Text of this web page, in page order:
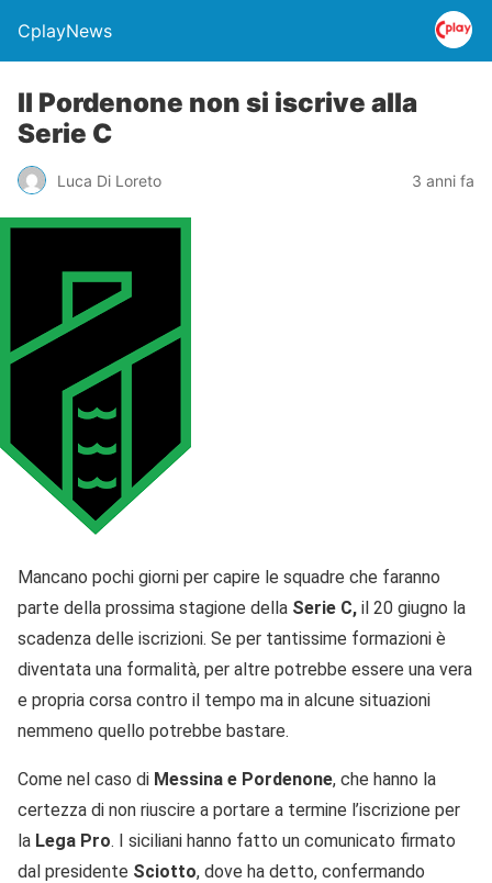
CplayNews
Il Pordenone non si iscrive alla
Serie C
Luca Di Loreto 3 anni fa
Mancano pochi giorni per capire le squadre che faranno
parte della prossima stagione della Serie C, il 20 giugno la
scadenza delle iscrizioni. Se per tantissime formazioni è
diventata una formalità, per altre potrebbe essere una vera
e propria corsa contro il tempo ma in alcune situazioni
nemmeno quello potrebbe bastare.
Come nel caso di Messina e Pordenone, che hanno la
certezza di non riuscire a portare a termine l’iscrizione per
la Lega Pro. I siciliani hanno fatto un comunicato firmato
dal presidente Sciotto, dove ha detto, confermando